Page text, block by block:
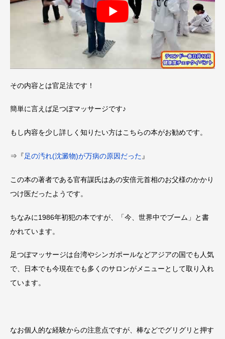
その内容とは官足法です！
簡単に言えば足つぼマッサージです♪
もし内容を少し詳しく知りたい方はこちらの本がお勧めです。
⇒『足の汚れ(沈澱物)が万病の原因だった 』
この本の著者である官有謀氏はあの安倍元首相のお父様のかかり
つけ医だったようです。
ちなみに1986年初犯の本ですが、「今、世界中でブーム」と書
かれています。
足つぼマッサージは台湾やシンガポールなどアジアの国でも人気
で、日本でも今現在でも多くのサロンがメニューとして取り入れ
ています。
なお個人的な経験からの注意点ですが、棒などでグリグリと押す